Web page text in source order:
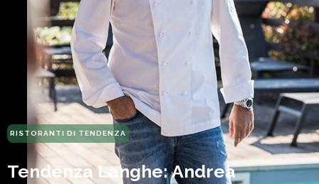
RISTORANTI DI TENDENZA
Tendenza Langhe: Andrea